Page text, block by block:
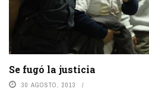
Se fugó la justicia
30 AGOSTO, 2013